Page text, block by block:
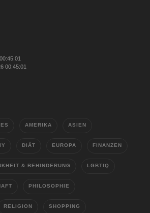
00:45:01
AMERIKA ASIEN
DIÄT EUROPA FINANZEN
& BEHINDERUNG LGBTIQ
PHILOSOPHIE
RELIGION SHOPPING